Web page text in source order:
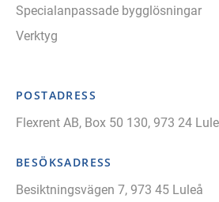
Specialanpassade bygglösningar
Verktyg
POSTADRESS
Flexrent AB, Box 50 130, 973 24
BESÖKSADRESS
Besiktningsvägen 7, 973 45 Luleå